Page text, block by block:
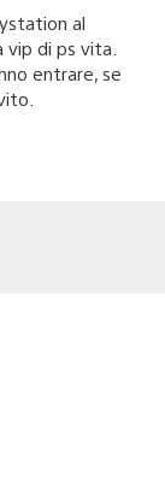
al
vip di ps vita.
entrare, se